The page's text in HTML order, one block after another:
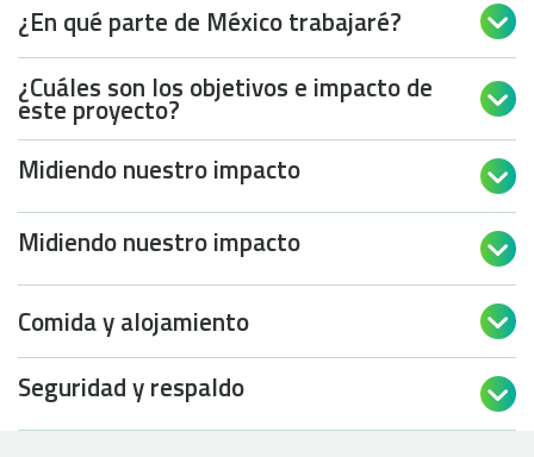
¿En qué parte de México trabajaré? 
¿Cuáles son los objetivos e impacto de
este proyecto? 
Midiendo nuestro impacto 
Midiendo nuestro impacto 
Comida y alojamiento 
Seguridad y respaldo 